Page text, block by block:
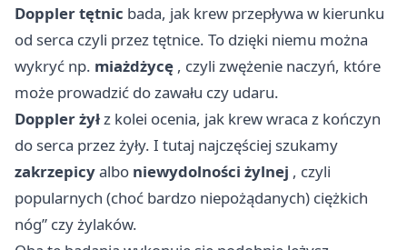
Doppler tętnic bada, jak krew przepływa w kierunku
od serca czyli przez tętnice. To dzięki niemu można
wykryć np. miażdżycę , czyli zwężenie naczyń, które
może prowadzić do zawału czy udaru.
Doppler żyłz kolei ocenia, jak krew wraca z kończyn
do serca przez żyły. I tutaj najczęściej szukamy
zakrzepicyalbo niewydolności żylnej , czyli
popularnych (choć bardzo niepożądanych) ciężkich
nóg” czy żylaków.